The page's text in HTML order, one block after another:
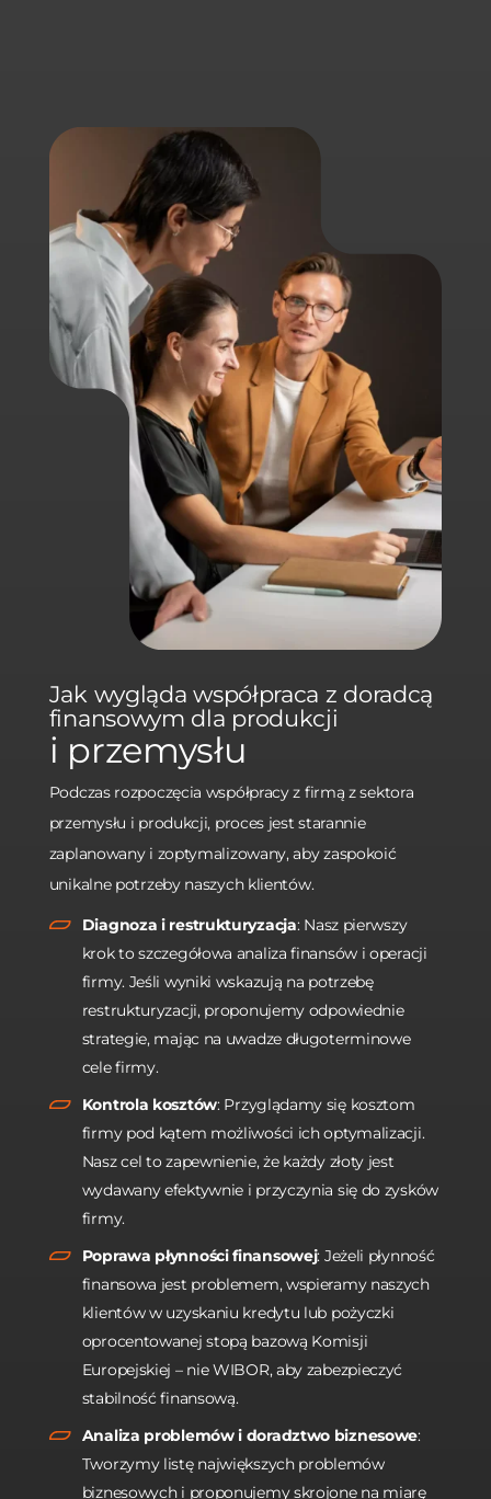
Jak wygląda współpraca z doradcą
finansowym dla produkcji
i przemysłu
Podczas rozpoczęcia współpracy z firmą z sektora
przemysłu i produkcji, proces jest starannie
zaplanowany i zoptymalizowany, aby zaspokoić
unikalne potrzeby naszych klientów.
Diagnoza i restrukturyzacja: Nasz pierwszy
krok to szczegółowa analiza finansów i operacji
firmy. Jeśli wyniki wskazują na potrzebę
restrukturyzacji, proponujemy odpowiednie
strategie, mając na uwadze długoterminowe
cele firmy.
Kontrola kosztów: Przyglądamy się kosztom
firmy pod kątem możliwości ich optymalizacji.
Nasz cel to zapewnienie, że każdy złoty jest
wydawany efektywnie i przyczynia się do zysków
firmy.
Poprawa płynności finansowej: Jeżeli płynność
finansowa jest problemem, wspieramy naszych
klientów w uzyskaniu kredytu lub pożyczki
oprocentowanej stopą bazową Komisji
Europejskiej – nie WIBOR, aby zabezpieczyć
stabilność finansową.
Analiza problemów i doradztwo biznesowe:
Tworzymy listę największych problemów
biznesowych i proponujemy skrojone na miarę